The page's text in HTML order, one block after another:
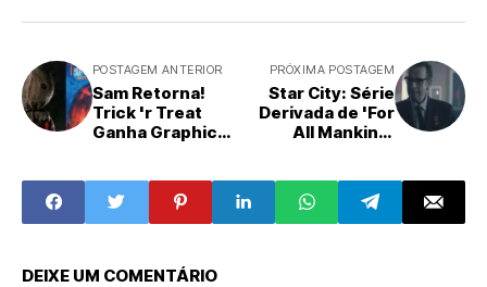
POSTAGEM ANTERIOR
Sam Retorna!
Trick 'r Treat
Ganha Graphic
de Arrepiar
PRÓXIMA POSTAGEM
Star City: Série
Derivada de 'For
All Mankind'
de Estreia no
Apple TV+
DEIXE UM COMENTÁRIO